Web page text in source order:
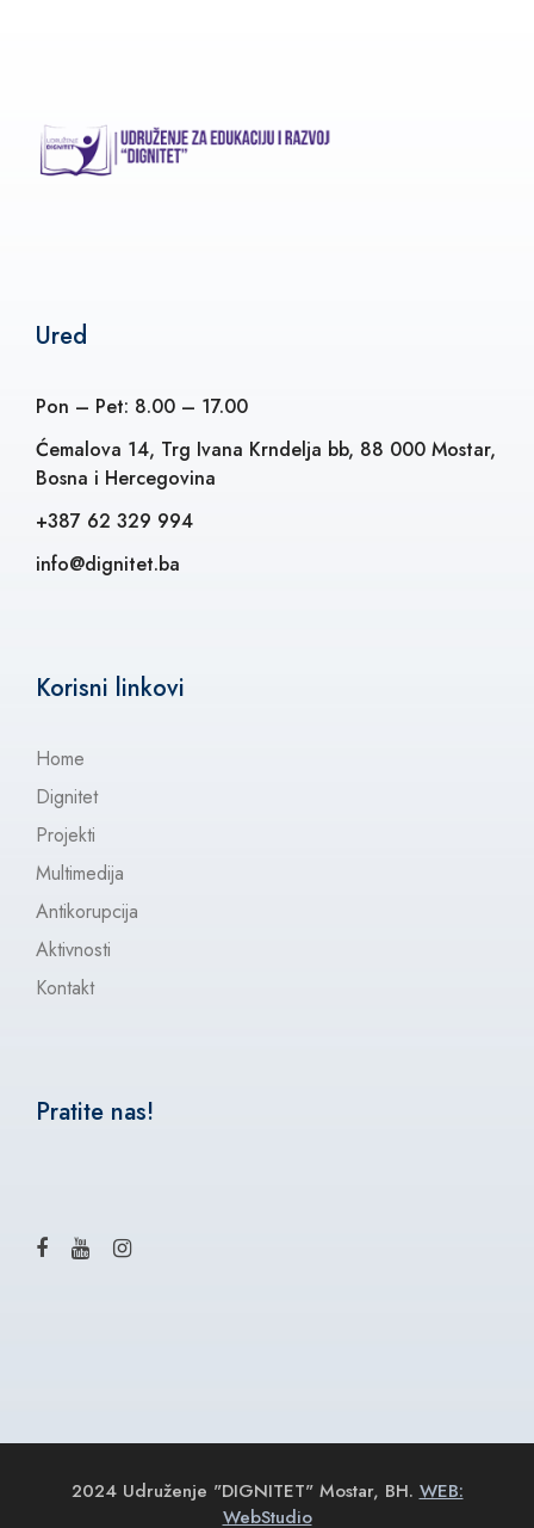
Ured
Pon – Pet: 8.00 – 17.00
Ćemalova 14, Trg Ivana Krndelja bb, 88 000 Mostar,
Bosna i Hercegovina
+387 62 329 994
info@dignitet.ba
Korisni linkovi
Home
Dignitet
Projekti
Multimedija
Antikorupcija
Aktivnosti
Kontakt
Pratite nas!
2024 Udruženje "DIGNITET" Mostar, BH. WEB:
WebStudio